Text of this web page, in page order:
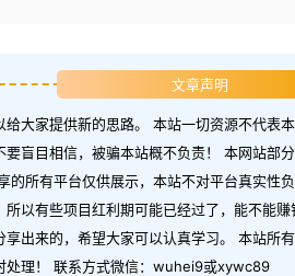
文章声明
大家提供新的思路。 本站一切资源不代表
盲目相信，被骗本站概不负责！ 本网站部
的所有平台仅供展示，本站不对平台真实性
以有些项目红利期可能已经过了，能不能
出来的，希望大家可以认真学习。 本站所
处理！ 联系方式微信：wuhei9或xywc89